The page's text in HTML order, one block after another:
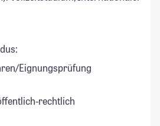
Eignungsprüfung
rechtlich